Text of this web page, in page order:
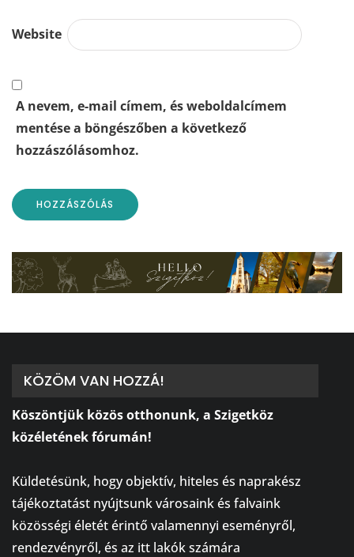
Website
A nevem, e-mail címem, és weboldalcímem
mentése a böngészőben a következő
hozzászólásomhoz.
KÖZÖM VAN HOZZÁ!
Köszöntjük közös otthonunk, a Szigetköz
közéletének fórumán!
Küldetésünk, hogy objektív, hiteles és naprakész
tájékoztatást nyújtsunk városaink és falvaink
közösségi életét érintő valamennyi eseményről,
rendezvényről, és az itt lakók számára